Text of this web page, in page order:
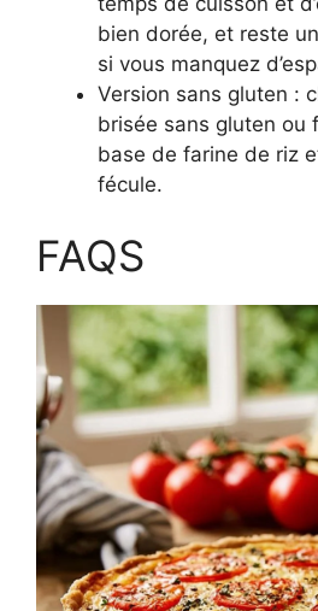
bien dorée, et reste
si vous manquez
Version sans gluten :
brisée sans gluten ou
base de farine de riz
fécule.
FAQS